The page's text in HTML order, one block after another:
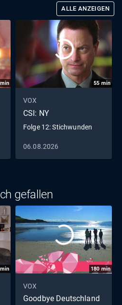
ALLE ANZEIGEN
min 55 min
VOX
CSI: NY
Folge 12: Stichwunden
06.08.2026
gefallen
min 180 min
VOX
Goodbye Deutschland